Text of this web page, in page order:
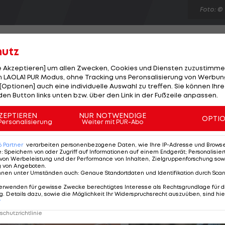
Foto: ©
alles offen. Der Allrounder der SV Ried kann sich
vorstellen, wie eine Vertragsverlängerung. "Es ist
Das ist auch ein Thema", so der 22-Jährige,
besitzt. Manager Stefan Reiter bleibt gelassen: "Ich
über Vertragsverlängerungen."
Akzeptieren] um allen Zwecken, Cookies und Diensten
PUR Modus, ohne Tracking uns Peronsalisierung von
auch eine individuelle Auswahl zu treffen. Sie können
Button links unten bzw. über den Link in der Fußzeile anpassen.
NUR NOTWENDIGE
Weiter mit PUR-Abo
Partner verarbeiten personenbezogene Daten, wie Ihre IP-Adresse und
: Speichern von oder Zugriff auf Informationen auf einem Endgerät;
Werbeleistung und der Performance von Inhalten, Zielgruppenforschung
von Angeboten
unter Umständen auch: Genaue Standortdaten und Identifikation durch
für gewisse Zwecke berechtigtes Interesse als Rechtsgrundlage für
Details dazu, sowie die Möglichkeit Ihr Widerspruchsrecht auszuüben, sind